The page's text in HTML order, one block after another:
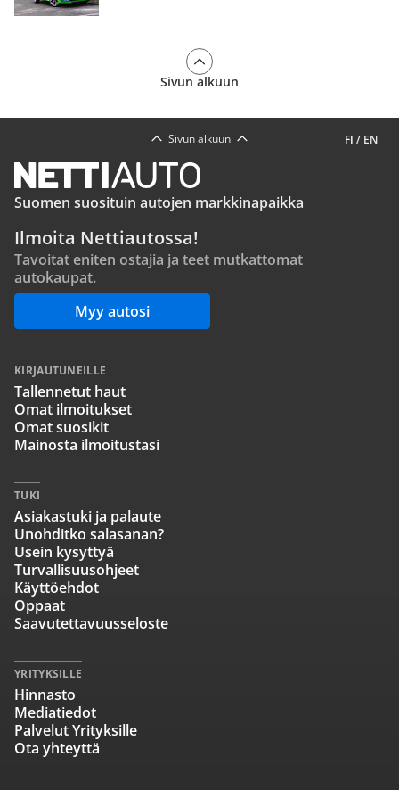
Sivun alkuun
FI / EN
Sivun alkuun
Suomen suosituin autojen markkinapaikka
Ilmoita Nettiautossa!
Tavoitat eniten ostajia ja teet mutkattomat
autokaupat.
Myy autosi
KIRJAUTUNEILLE
Tallennetut haut
Omat ilmoitukset
Omat suosikit
Mainosta ilmoitustasi
TUKI
Asiakastuki ja palaute
Unohditko salasanan?
Usein kysyttyä
Turvallisuusohjeet
Käyttöehdot
Oppaat
Saavutettavuusseloste
YRITYKSILLE
Hinnasto
Mediatiedot
Palvelut Yrityksille
Ota yhteyttä